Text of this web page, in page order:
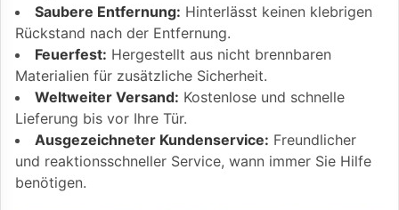
Saubere Entfernung: Hinterlässt keinen klebrigen
Rückstand nach der Entfernung.
Feuerfest: Hergestellt aus nicht brennbaren
Materialien für zusätzliche Sicherheit.
Weltweiter Versand: Kostenlose und schnelle
Lieferung bis vor Ihre Tür.
Ausgezeichneter Kundenservice: Freundlicher
und reaktionsschneller Service, wann immer Sie Hilfe
benötigen.